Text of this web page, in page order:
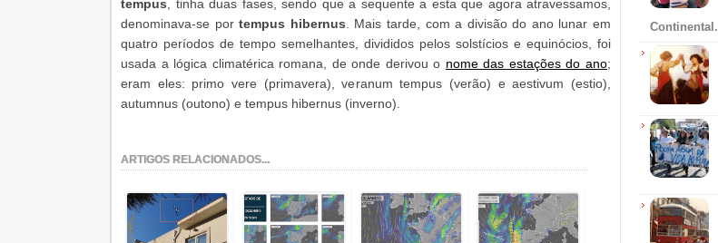
tempus , tinha duas fases, sendo que a sequente a esta que agora atravessamos,
denominava-se portempus hibernus . Mais tarde, com a divisão do ano lunar em
quatro períodos de tempo semelhantes, divididos pelos solstícios e equinócios, foi
usada a lógica climatérica romana, de onde derivou o nome das estações do ano;
eram eles: primo vere (primavera), veranum tempus (verão) e aestivum (estio),
autumnus (outono) e tempus hibernus (inverno).
ARTIGOS RELACIONADOS...
Continental.